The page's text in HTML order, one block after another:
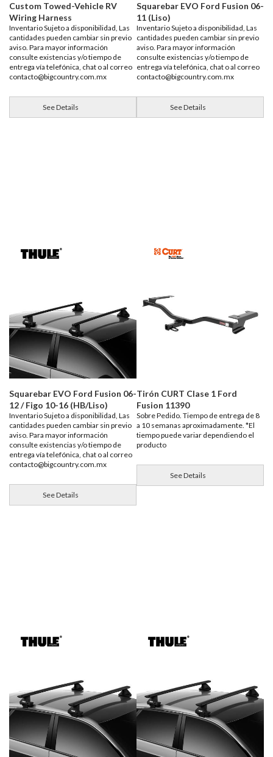
Custom Towed-Vehicle RV
Wiring Harness
Inventario Sujeto a disponibilidad, Las
cantidades pueden cambiar sin previo
aviso. Para mayor información
consulte existencias y/o tiempo de
entrega vía telefónica, chat o al correo
contacto@bigcountry.com.mx
See Details
Squarebar EVO Ford Fusion 06-
11 (Liso)
Inventario Sujeto a disponibilidad, Las
cantidades pueden cambiar sin previo
aviso. Para mayor información
consulte existencias y/o tiempo de
entrega vía telefónica, chat o al correo
contacto@bigcountry.com.mx
See Details
Squarebar EVO Ford Fusion 06-
12 / Figo 10-16 (HB/Liso)
Inventario Sujeto a disponibilidad, Las
cantidades pueden cambiar sin previo
aviso. Para mayor información
consulte existencias y/o tiempo de
entrega vía telefónica, chat o al correo
contacto@bigcountry.com.mx
See Details
Tirón CURT Clase 1 Ford
Fusion 11390
Sobre Pedido. Tiempo de entrega de 8
a 10 semanas aproximadamente. *El
tiempo puede variar dependiendo el
producto
See Details